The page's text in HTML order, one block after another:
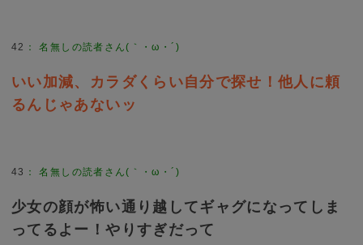
42 ：名無しの読者さん(｀・ω・´)
いい加減、カラダくらい自分で探せ！他人に頼
るんじゃあないッ
43 ：名無しの読者さん(｀・ω・´)
少女の顔が怖い通り越してギャグになってしま
ってるよー！やりすぎだって